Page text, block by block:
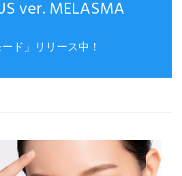
ver. MELASMA
ド」リリース中！